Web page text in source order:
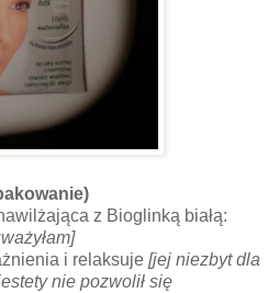
z Bioglinką białą:
i relaksuje [jej niezbyt dla
nie pozwolił się